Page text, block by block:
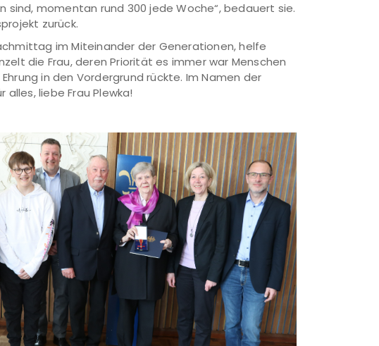
sind, momentan rund 300 jede Woche“, bedauert sie.
zurück.
im Miteinander der Generationen, helfe
die Frau, deren Priorität es immer war Menschen
in den Vordergrund rückte. Im Namen der
liebe Frau Plewka!